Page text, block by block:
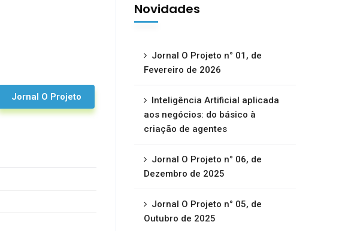
Jornal O Projeto
Novidades
Jornal O Projeto n° 01, de
Fevereiro de 2026
Inteligência Artificial aplicada
aos negócios: do básico à
criação de agentes
Jornal O Projeto n° 06, de
Dezembro de 2025
Jornal O Projeto n° 05, de
Outubro de 2025